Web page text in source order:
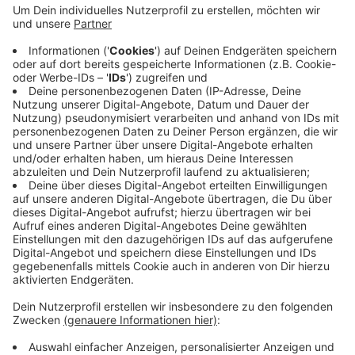
Veröffentlicht:Donnerstag, 04.08.2022 10:49
Anzeige
Gleichzeitig fand zu diesem Zeitpunkt eine Übung von
Werks- und Berufsfeuerwehr im Chempark statt.
Deshalb waren auch viele Feuerwehrautos in der Stadt
unterwegs. Gefahr hat laut allen Beteiligten zu keinem
Zeitpunkt bestanden.
Anzeige